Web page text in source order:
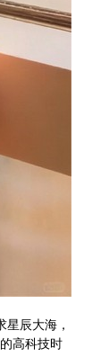
辰大海，
高科技时